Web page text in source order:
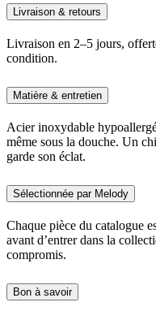
Livraison & retours
Livraison en 2–5 jours,
condition.
Matière & entretien
Acier inoxydable
même sous la douche. Un
garde son éclat.
Sélectionnée par Melody
Chaque pièce du catalogue
avant d’entrer dans la
compromis.
Bon à savoir